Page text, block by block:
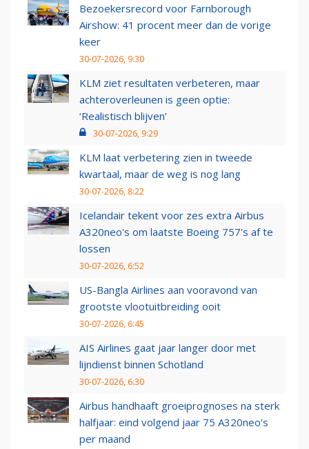
Bezoekersrecord voor Farnborough
Airshow: 41 procent meer dan de vorige
keer
30-07-2026, 9:30
KLM ziet resultaten verbeteren, maar
achteroverleunen is geen optie:
‘Realistisch blijven’
30-07-2026, 9:29
KLM laat verbetering zien in tweede
kwartaal, maar de weg is nog lang
30-07-2026, 8:22
Icelandair tekent voor zes extra Airbus
A320neo's om laatste Boeing 757's af te
lossen
30-07-2026, 6:52
US-Bangla Airlines aan vooravond van
grootste vlootuitbreiding ooit
30-07-2026, 6:45
AIS Airlines gaat jaar langer door met
lijndienst binnen Schotland
30-07-2026, 6:30
Airbus handhaaft groeiprognoses na sterk
halfjaar: eind volgend jaar 75 A320neo’s
per maand